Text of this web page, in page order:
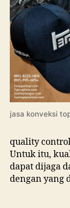
jasa konveksi
quality
Untuk itu,
dapat dijaga
dengan yang